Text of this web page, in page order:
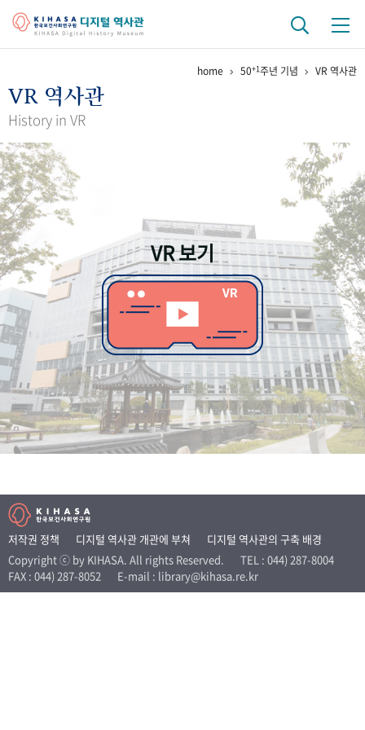
걸어온 길 기관 변천사
연구 역사
정책과 연구
간행물 변천사
기록물 아카이브
사진 아카이브 문서 기록물 행정박물 영상 기록물
50 주년 기념
성과 50선 숫자로 보는 50년 50 +1주년 광장
세계와 함께 한 KIHASA
VR 역사관
home 50+1주년 기념 VR 역사관
VR 역사관
History in VR
VR 보기
저작권 정책 디지털 역사관 개관에 부쳐
디지털 역사관의 구축 배경
Copyright ⓒ by KIHASA. All rights Reserved.
TEL : 044) 287-8004
FAX : 044) 287-8052
E-mail : library@kihasa.re.kr